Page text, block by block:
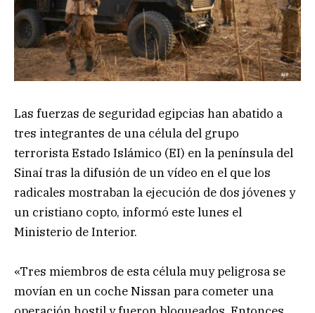
Las fuerzas de seguridad egipcias han abatido a
tres integrantes de una célula del grupo
terrorista Estado Islámico (EI) en la península del
Sinaí tras la difusión de un vídeo en el que los
radicales mostraban la ejecución de dos jóvenes y
un cristiano copto, informó este lunes el
Ministerio de Interior.
«Tres miembros de esta célula muy peligrosa se
movían en un coche Nissan para cometer una